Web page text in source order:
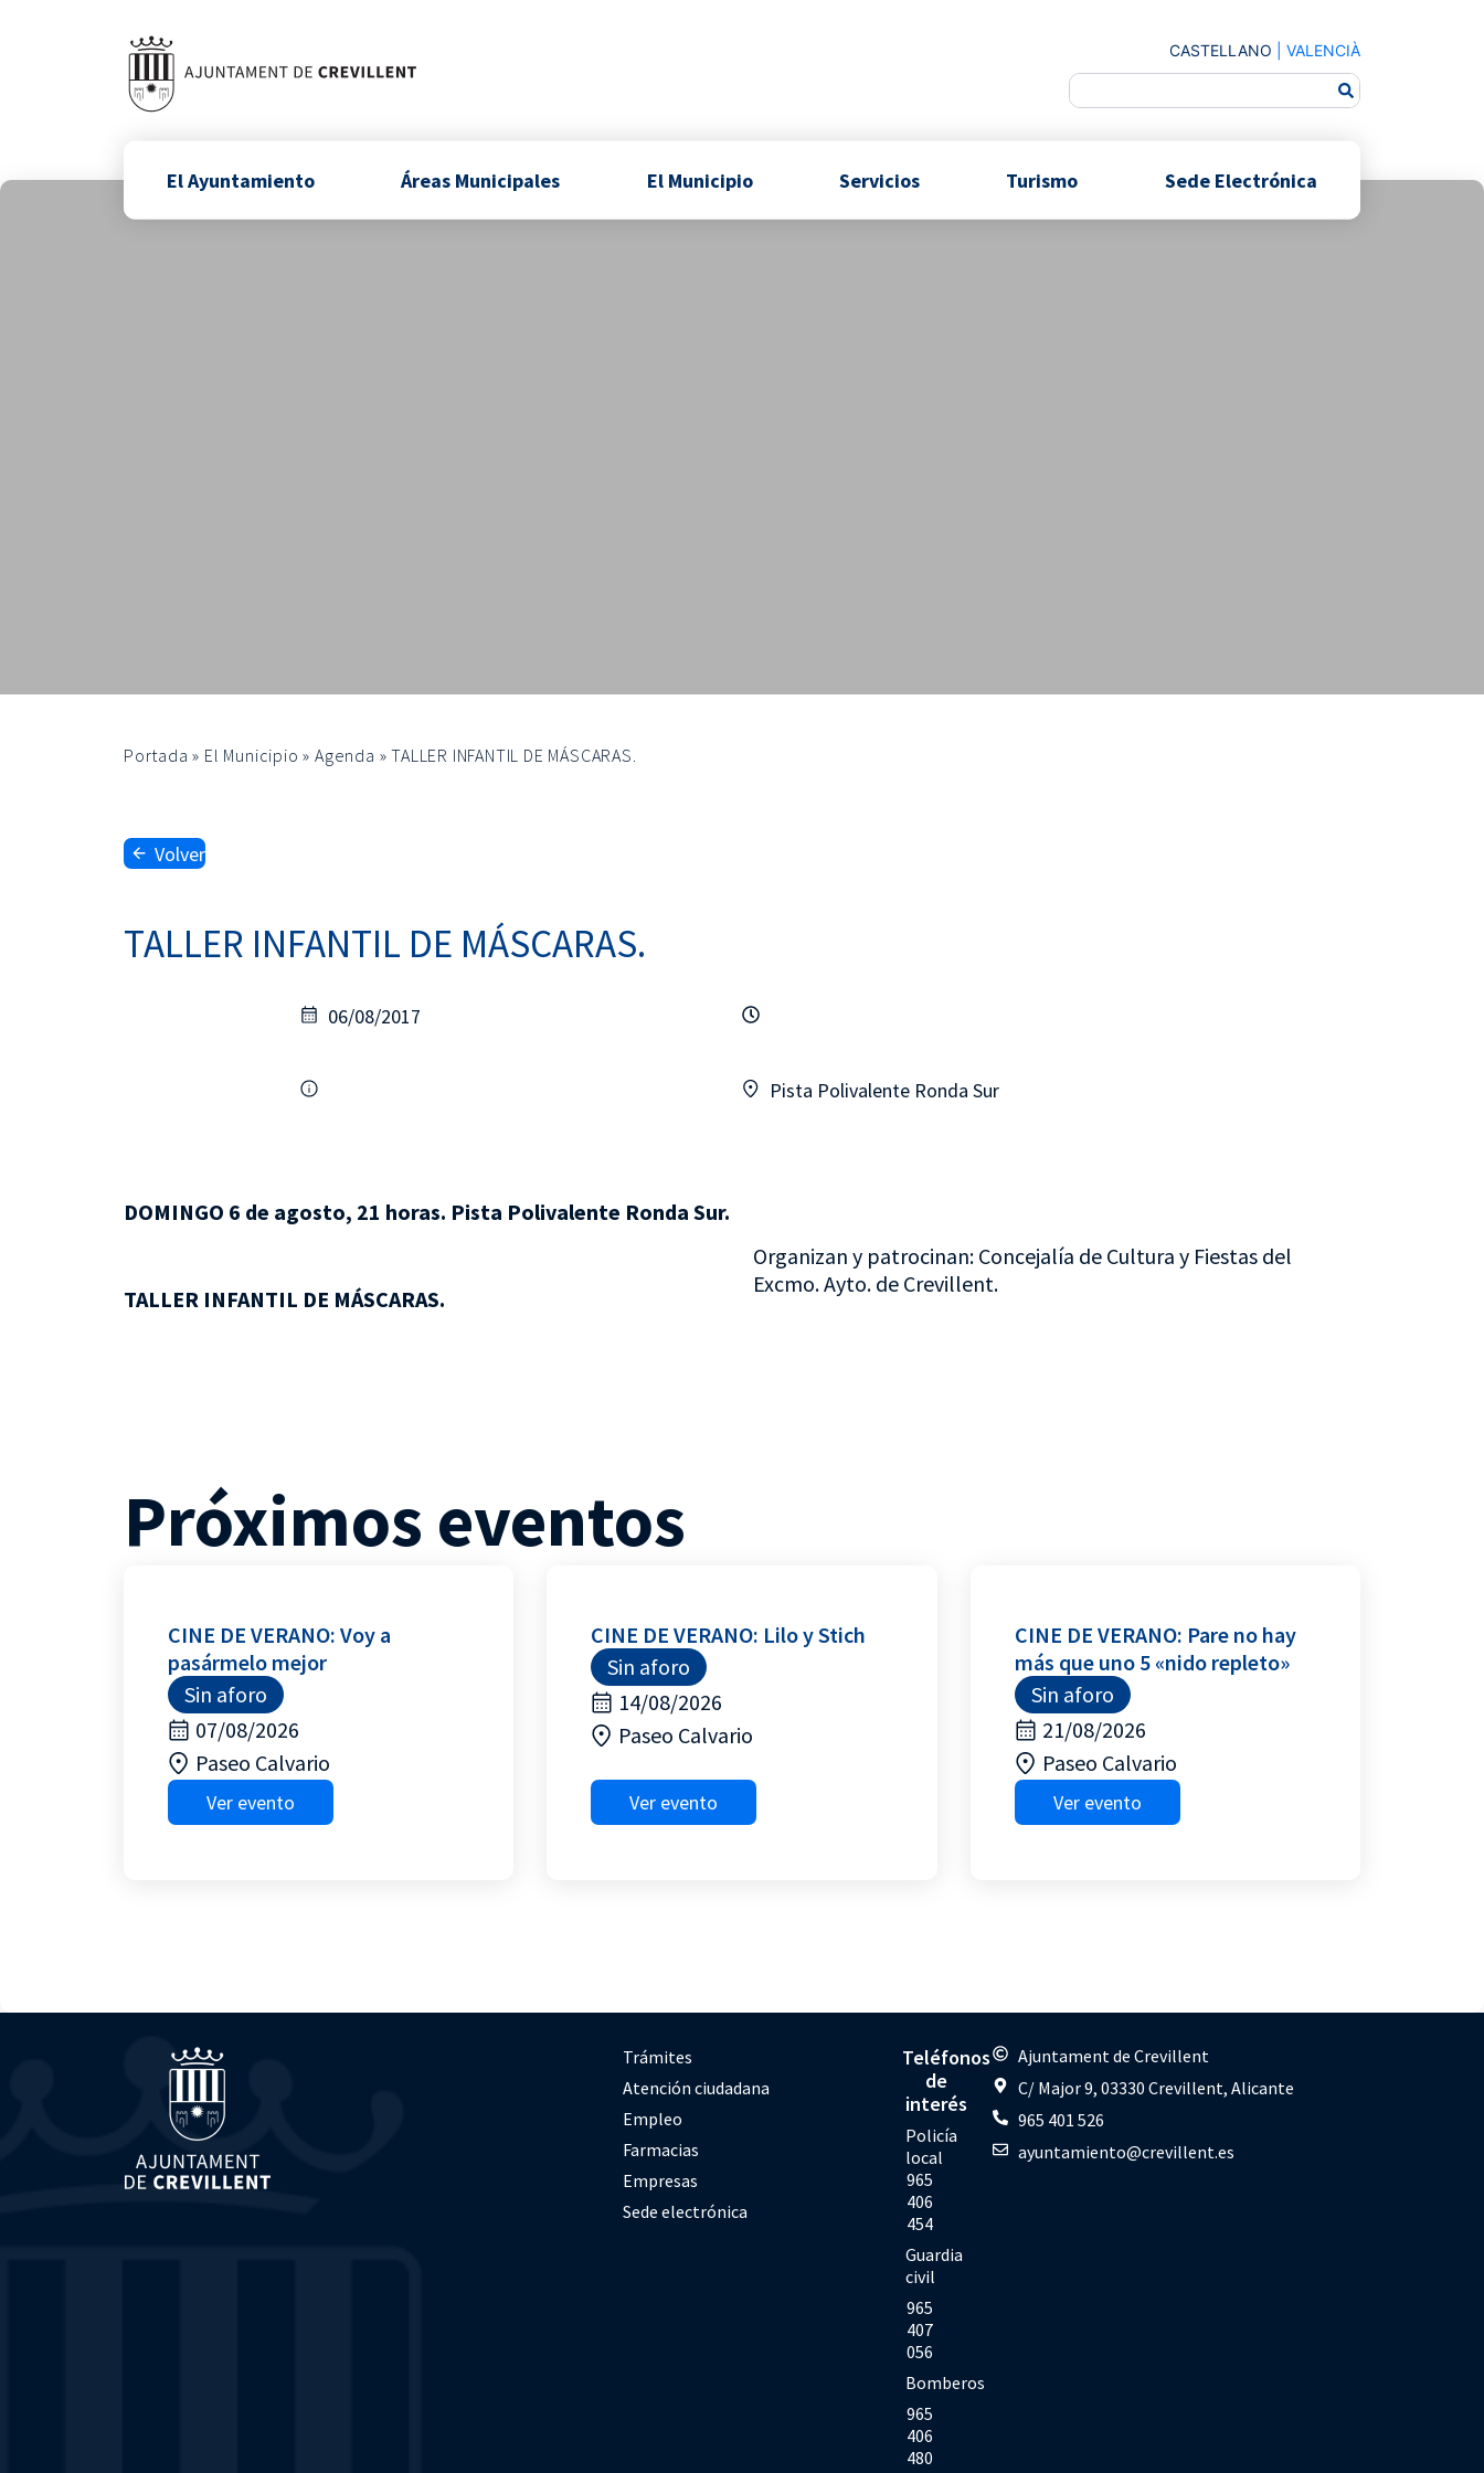
CASTELLANO VALENCIÀ
El Ayuntamiento Áreas Municipales El Municipio Servicios Turismo Sede Electrónica
Portada » El Municipio »Agenda »TALLER INFANTIL DE MÁSCARAS.
Volver
TALLER INFANTIL DE MÁSCARAS.
06/08/2017
Pista Polivalente Ronda Sur
DOMINGO 6 de agosto, 21 horas. Pista Polivalente Ronda Sur.
TALLER INFANTIL DE MÁSCARAS.
Organizan y patrocinan: Concejalía de Cultura y Fiestas del
Excmo. Ayto. de Crevillent.
Próximos eventos
CINE DE VERANO: Voy a
pasármelo mejor
Sin aforo
07/08/2026
Paseo Calvario
Ver evento
CINE DE VERANO: Lilo y Stich
Sin aforo
14/08/2026
Paseo Calvario
Ver evento
CINE DE VERANO: Pare no hay
más que uno 5 «nido repleto»
Sin aforo
21/08/2026
Paseo Calvario
Ver evento
Trámites
Atención ciudadana
Empleo
Farmacias
Empresas
Sede electrónica
Teléfonos
de
interés
Policía
local
965
406
454
Guardia
civil
965
407
056
Bomberos
965
406
480
Ajuntament de Crevillent
C/ Major 9, 03330 Crevillent, Alicante
965 401 526
ayuntamiento@crevillent.es